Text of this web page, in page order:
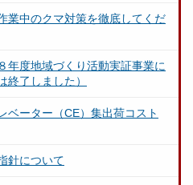
業中のクマ対策を徹底してくだ
年度地域づくり活動実証事業に
終了しました）
ベーター（CE）集出荷コスト
針について